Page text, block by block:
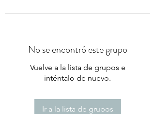
No se encontró este grupo
Vuelve a la lista de grupos e
inténtalo de nuevo.
Ir a la lista de grupos